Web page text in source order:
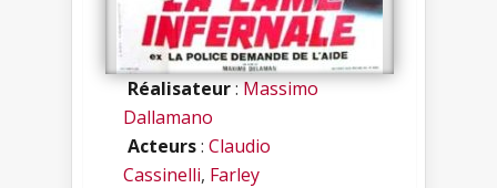
Réalisateur:Massimo
Dallamano
Acteurs: Claudio
Cassinelli, Farley